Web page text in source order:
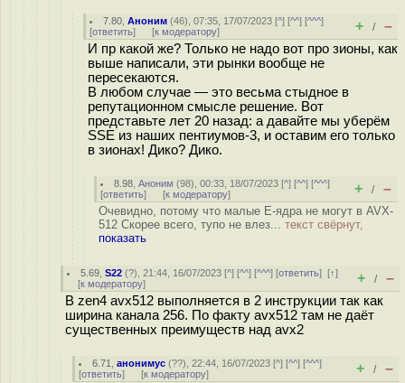
7.80 ,Аноним (46), 07:35, 17/07/2023 [^] [^^] [^^^]
[ответить] [к модератору] + / –
И пр какой же? Только не надо вот про зионы, как
выше написали, эти рынки вообще не
пересекаются.
В любом случае — это весьма стыдное в
репутационном смысле решение. Вот
представьте лет 20 назад: а давайте мы уберём
SSE из наших пентиумов-3, и оставим его только
в зионах! Дико? Дико.
8.98 ,Аноним (98), 00:33, 18/07/2023 [^] [^^] [^^^]
[ответить] [к модератору] + / –
Очевидно, потому что малые E-ядра не могут в AVX-
512 Скорее всего, тупо не влез... текст свёрнут,
показать
5.69 ,S22 (?), 21:44, 16/07/2023 [^] [^^] [^^^] [ответить][↑]
[к модератору] + / –
В zen4 avx512 выполняется в 2 инструкции так как
ширина канала 256. По факту avx512 там не даёт
существенных преимуществ над avx2
6.71 ,анонимус (??), 22:44, 16/07/2023 [^] [^^] [^^^]
[ответить] [к модератору] + / –